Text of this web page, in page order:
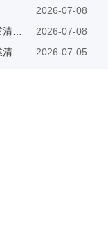
2026-07-08
2026-07-08
2026-07-05